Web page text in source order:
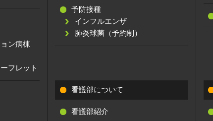
ン病棟
フレット
予防接種
インフルエンザ
肺炎球菌（予約制）
看護部について
看護部紹介